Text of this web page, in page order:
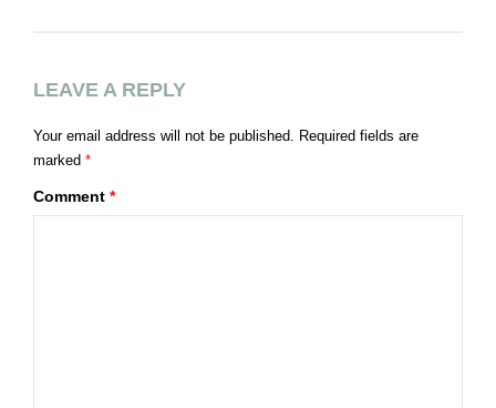
LEAVE A REPLY
Your email address will not be published. Required fields are
marked *
Comment *